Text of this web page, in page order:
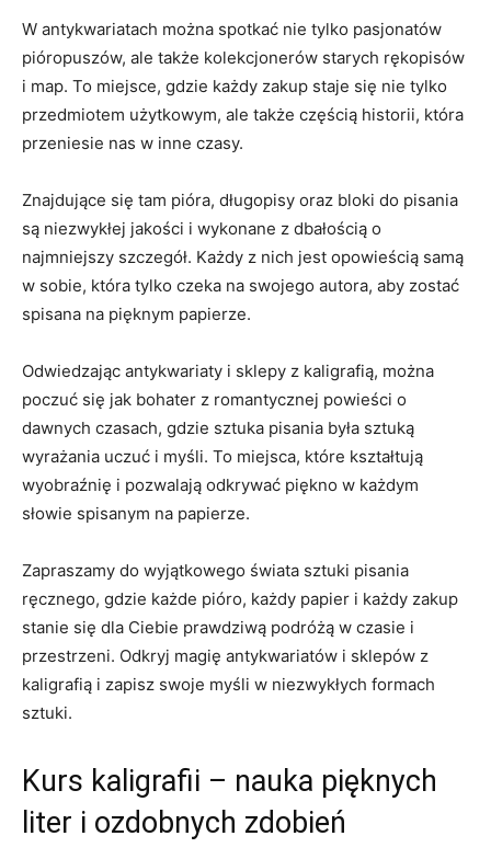
W antykwariatach można​ spotkać nie tylko⁢ pasjonatów
pióropuszów, ale także kolekcjonerów starych‌ rękopisów
i map. To miejsce, gdzie każdy zakup staje się nie tylko
przedmiotem użytkowym, ale także częścią historii, która
przeniesie nas w inne czasy.
Znajdujące się ‌tam pióra, długopisy oraz bloki ​do pisania
‍są niezwykłej jakości i wykonane z dbałością o
najmniejszy szczegół. Każdy z nich jest opowieścią‍ samą
w ⁣sobie, która tylko czeka na swojego autora, aby zostać
spisana na pięknym papierze.
Odwiedzając antykwariaty i sklepy z kaligrafią, można
poczuć się⁤ jak bohater ‌z romantycznej powieści o
dawnych czasach, gdzie⁣ sztuka pisania była sztuką
wyrażania uczuć ⁢i myśli. To miejsca,‍ które ‌kształtują
wyobraźnię i pozwalają odkrywać piękno w⁣ każdym
słowie spisanym na papierze.
Zapraszamy do wyjątkowego świata sztuki​ pisania
ręcznego, gdzie każde ‌pióro, każdy papier ‌i każdy zakup
stanie się dla Ciebie ⁣prawdziwą podróżą w czasie i
przestrzeni. Odkryj ⁣magię antykwariatów i sklepów ‍z‍
kaligrafią i zapisz swoje myśli​ w niezwykłych⁢ formach
sztuki.
Kurs kaligrafii ​– nauka pięknych
liter i ozdobnych zdobień